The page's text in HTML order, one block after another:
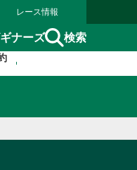
レース情報
ナーズ 検索